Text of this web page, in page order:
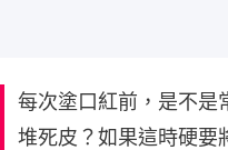
每次塗口紅前，是不是
堆死皮？如果這時硬要